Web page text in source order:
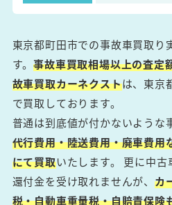
東京都町田市での事故車買取り
す。事故車買取相場以上の査定
故車買取カーネクストは、東京
で買取しております。
普通は到底値が付かないような
代行費用・陸送費用・廃車費用
にて買取いたします。 更に中
還付金を受け取れませんが、カ
税・自動車重量税・自賠責保険